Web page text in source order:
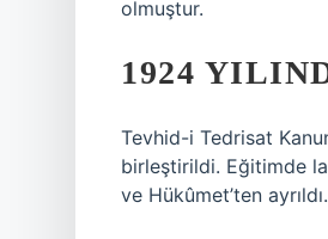
olmuştur.
1924
Tevhid-i Tedrisat
birleştirildi. Eğitimde
ve Hükûmet’ten ayrıldı.